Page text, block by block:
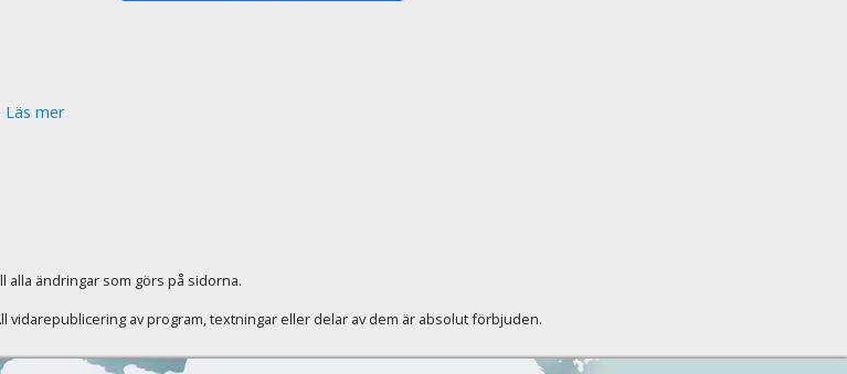
Läs mer
alla ändringar som görs på sidorna.
av program, textningar eller delar av dem är absolut förbjuden.